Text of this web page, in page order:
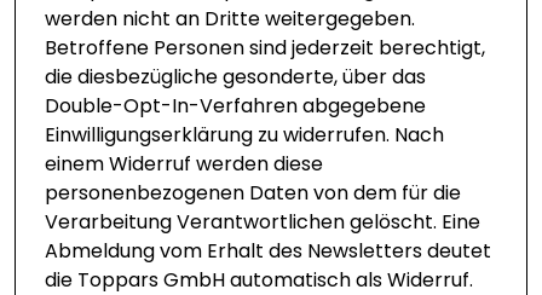
werden nicht an Dritte weitergegeben.
Betroffene Personen sind jederzeit berechtigt,
die diesbezügliche gesonderte, über das
Double-Opt-In-Verfahren abgegebene
Einwilligungserklärung zu widerrufen. Nach
einem Widerruf werden diese
personenbezogenen Daten von dem für die
Verarbeitung Verantwortlichen gelöscht. Eine
Abmeldung vom Erhalt des Newsletters deutet
die Toppars GmbH automatisch als Widerruf.